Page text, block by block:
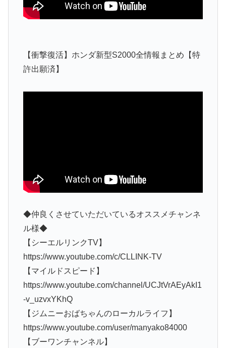
【衝撃復活】ホンダ新型S2000全情報まとめ【特
許出願済】
◆仲良くさせていただいているオススメチャンネ
ル様◆
【シーエルリンクTV】
https://www.youtube.com/c/CLLINK-TV
【マイルドスピード】
https://www.youtube.com/channel/UCJtVrAEyAkI1
-v_uzvxYKhQ
【ジムニーおばちゃんのローカルライフ】
https://www.youtube.com/user/manyako84000
【ブーワンチャンネル】